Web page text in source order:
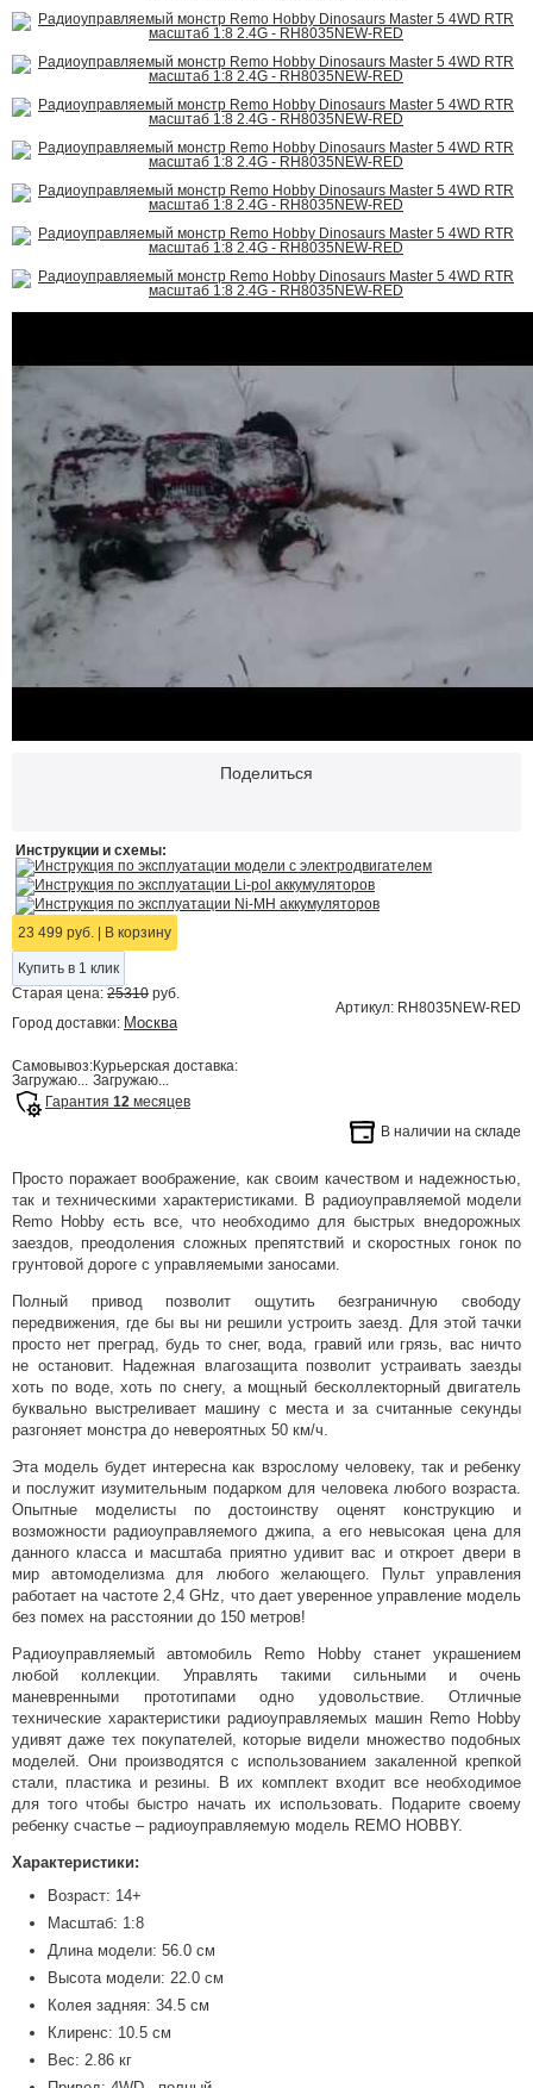
Поделиться
Инструкции и схемы:
Инструкция по эксплуатации модели с электродвигателем
Инструкция по эксплуатации Li-pol аккумуляторов
Инструкция по эксплуатации Ni-MH аккумуляторов
23 499 руб.
В корзину
Купить в 1 клик
Старая цена: 25310 руб.
Артикул: RH8035NEW-RED
Город доставки: Москва
Самовывоз:
Загружаю...
Курьерская доставка:
Загружаю...
Гарантия 12 месяцев
В наличии на складе
Просто поражает воображение, как своим качеством и надежностью,
так и техническими характеристиками. В радиоуправляемой модели
Remo Hobby есть все, что необходимо для быстрых внедорожных
заездов, преодоления сложных препятствий и скоростных гонок по
грунтовой дороге с управляемыми заносами.
Полный привод позволит ощутить безграничную свободу
передвижения, где бы вы ни решили устроить заезд. Для этой тачки
просто нет преград, будь то снег, вода, гравий или грязь, вас ничто
не остановит. Надежная влагозащита позволит устраивать заезды
хоть по воде, хоть по снегу, а мощный бесколлекторный двигатель
буквально выстреливает машину с места и за считанные секунды
разгоняет монстра до невероятных 50 км/ч.
Эта модель будет интересна как взрослому человеку, так и ребенку
и послужит изумительным подарком для человека любого возраста.
Опытные моделисты по достоинству оценят конструкцию и
возможности радиоуправляемого джипа, а его невысокая цена для
данного класса и масштаба приятно удивит вас и откроет двери в
мир автомоделизма для любого желающего. Пульт управления
работает на частоте 2,4 GHz, что дает уверенное управление модель
без помех на расстоянии до 150 метров!
Радиоуправляемый автомобиль Remo Hobby станет украшением
любой коллекции. Управлять такими сильными и очень
маневренными прототипами одно удовольствие. Отличные
технические характеристики радиоуправляемых машин Remo Hobby
удивят даже тех покупателей, которые видели множество подобных
моделей. Они производятся с использованием закаленной крепкой
стали, пластика и резины. В их комплект входит все необходимое
для того чтобы быстро начать их использовать. Подарите своему
ребенку счастье – радиоуправляемую модель REMO HOBBY.
Характеристики:
Возраст: 14+
Масштаб: 1:8
Длина модели: 56.0 см
Высота модели: 22.0 см
Колея задняя: 34.5 см
Клиренс: 10.5 см
Вес: 2.86 кг